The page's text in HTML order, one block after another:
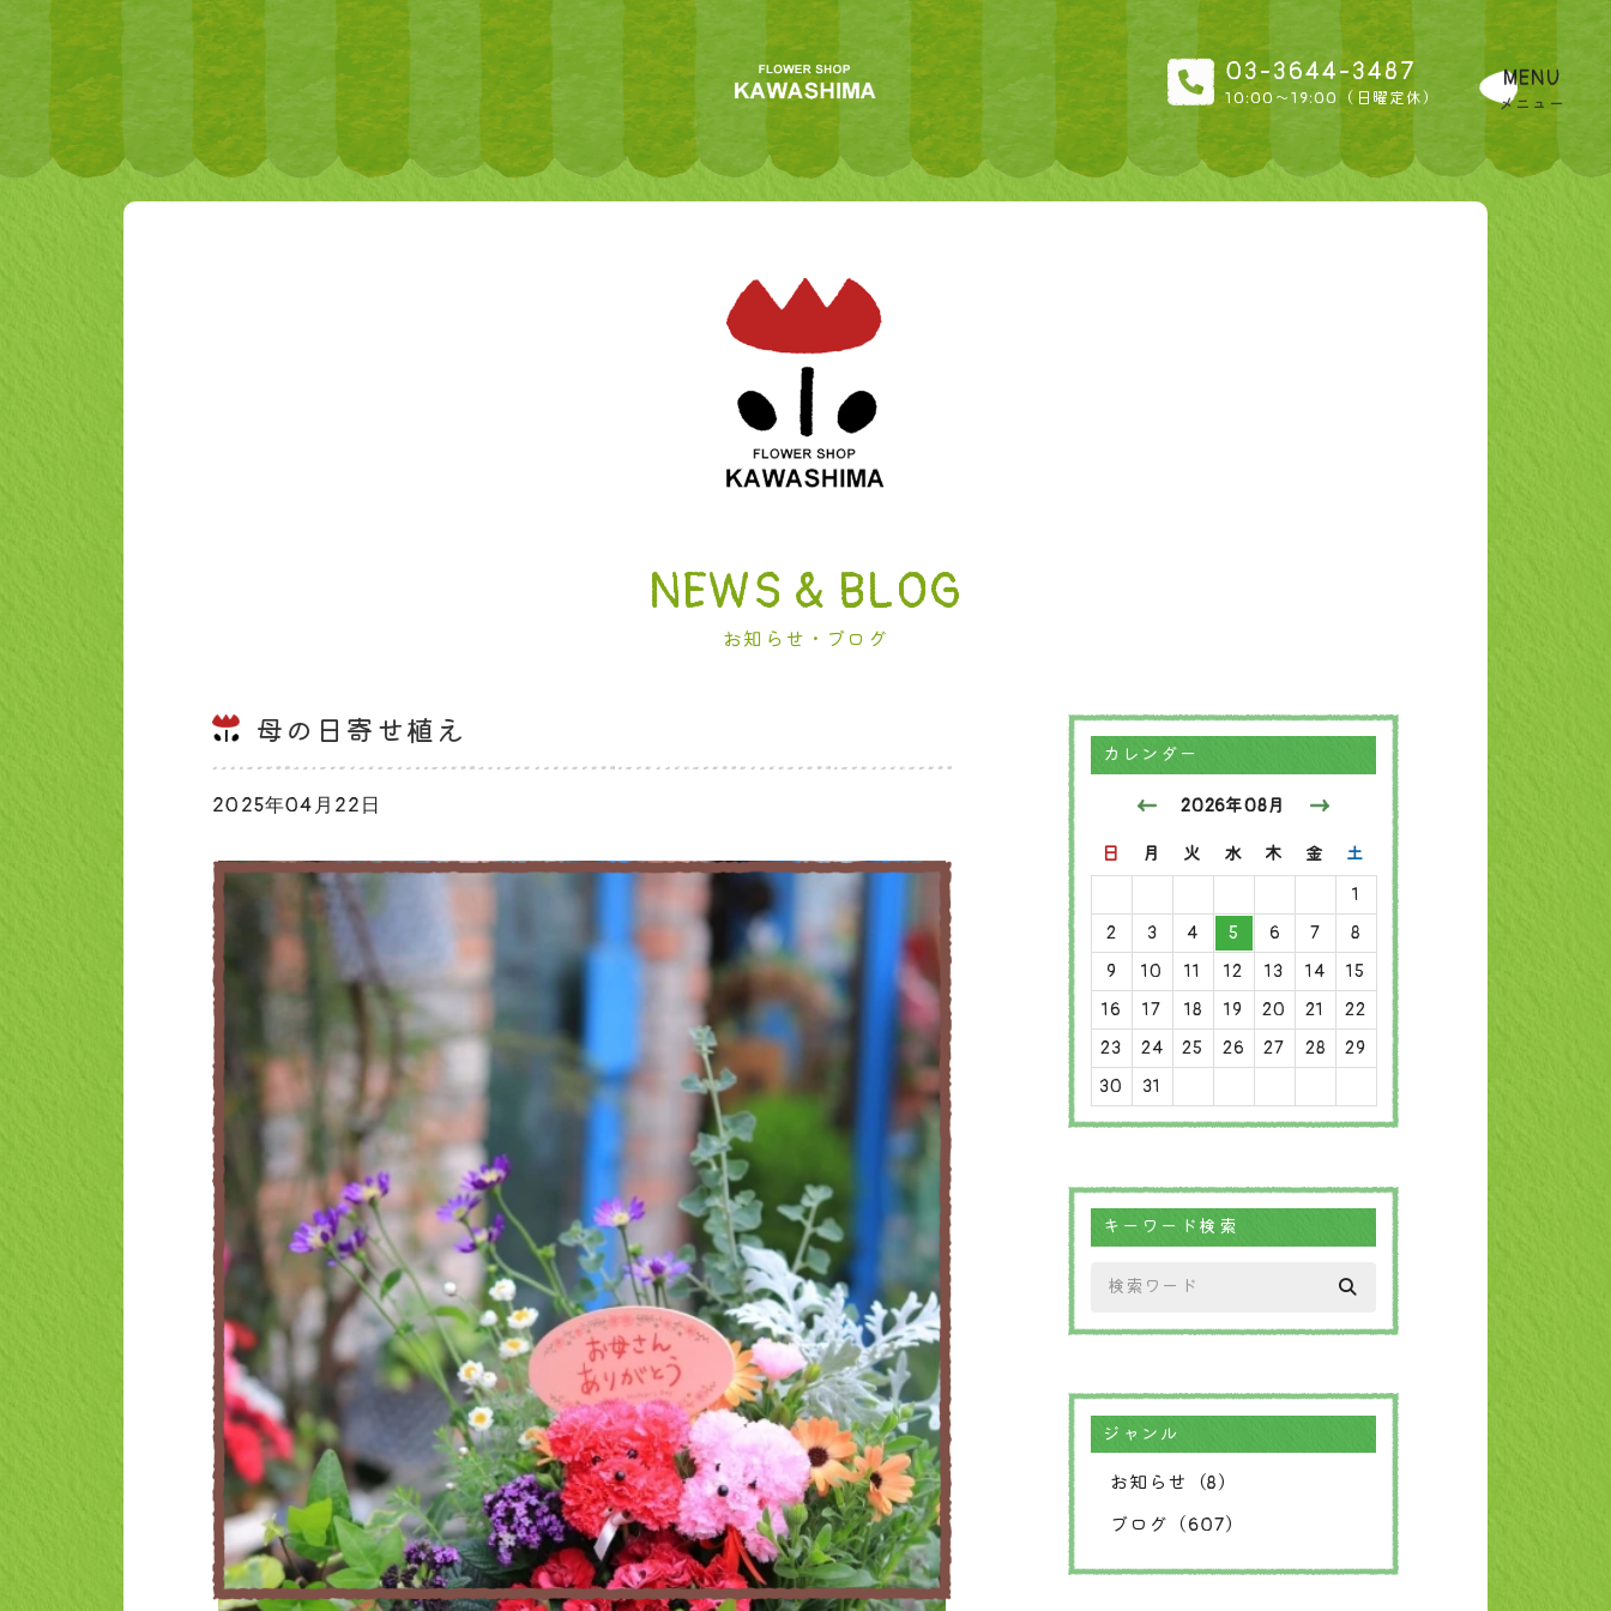
03-3644-3487
10:00〜19:00（日曜定休）
MENU
メニュー
NEWS & BLOG
お知らせ・ブログ
母の日寄せ植え
2025年04月22日
カレンダー
2026年08月
日 月 火 水 木 金
土
1
2
3 4 5 6 7
8
9
10 11 12 13 14
15
16
17 18 19 20 21
22
23
24 25 26 27 28
29
30
31
キーワード検索
ジャンル
お知らせ（8）
ブログ（607）